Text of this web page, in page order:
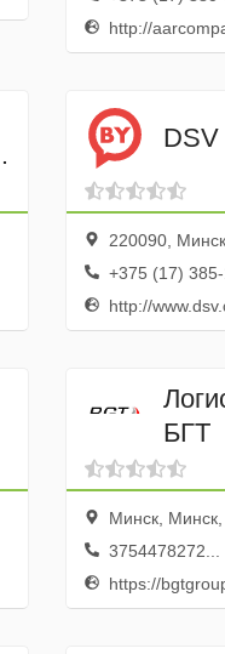
http://
DSV
220090,
+375 (17) 385-
http://
БГТ
Минск,
3754478272...
https://